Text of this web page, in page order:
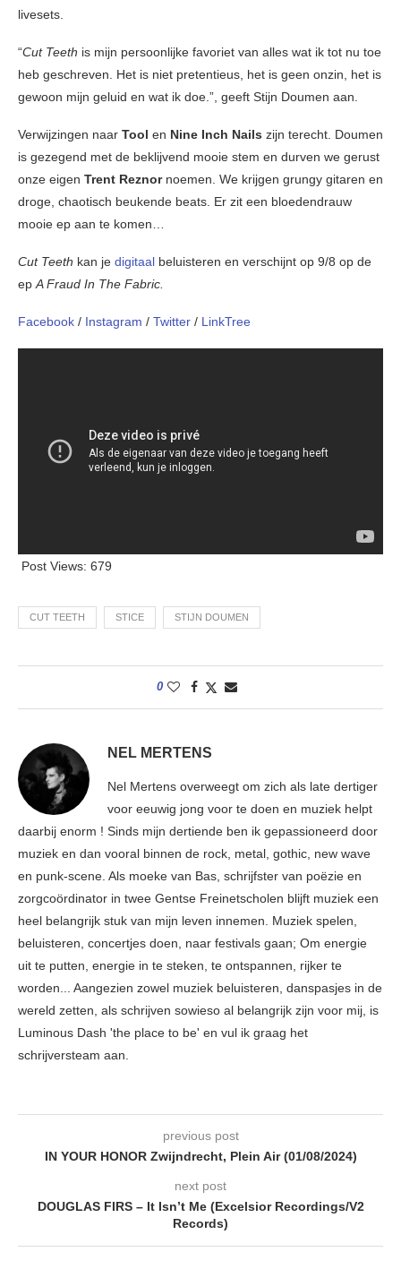
livesets.
“Cut Teeth is mijn persoonlijke favoriet van alles wat ik tot nu toe
heb geschreven. Het is niet pretentieus, het is geen onzin, het is
gewoon mijn geluid en wat ik doe.”, geeft Stijn Doumen aan.
Verwijzingen naar Tool en Nine Inch Nails zijn terecht. Doumen
is gezegend met de beklijvend mooie stem en durven we gerust
onze eigen Trent Reznornoemen. We krijgen grungy gitaren en
droge, chaotisch beukende beats. Er zit een bloedendrauw
mooie ep aan te komen…
Cut Teeth kan je digitaal beluisteren en verschijnt op 9/8 op de
ep A Fraud In The Fabric.
Facebook / Instagram / Twitter / LinkTree
Post Views: 679
CUT TEETH STICE STIJN DOUMEN
0
NEL MERTENS
Nel Mertens overweegt om zich als late dertiger
voor eeuwig jong voor te doen en muziek helpt
daarbij enorm ! Sinds mijn dertiende ben ik gepassioneerd door
muziek en dan vooral binnen de rock, metal, gothic, new wave
en punk-scene. Als moeke van Bas, schrijfster van poëzie en
zorgcoördinator in twee Gentse Freinetscholen blijft muziek een
heel belangrijk stuk van mijn leven innemen. Muziek spelen,
beluisteren, concertjes doen, naar festivals gaan; Om energie
uit te putten, energie in te steken, te ontspannen, rijker te
worden... Aangezien zowel muziek beluisteren, danspasjes in de
wereld zetten, als schrijven sowieso al belangrijk zijn voor mij, is
Luminous Dash 'the place to be' en vul ik graag het
schrijversteam aan.
previous post
IN YOUR HONOR Zwijndrecht, Plein Air (01/08/2024)
next post
DOUGLAS FIRS – It Isn’t Me (Excelsior Recordings/V2
Records)